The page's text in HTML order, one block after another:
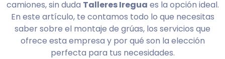
camiones, sin duda Talleres Iregua es la opción ideal.
En este artículo, te contamos todo lo que necesitas
saber sobre el montaje de grúas, los servicios que
ofrece esta empresa y por qué son la elección
perfecta para tus necesidades.